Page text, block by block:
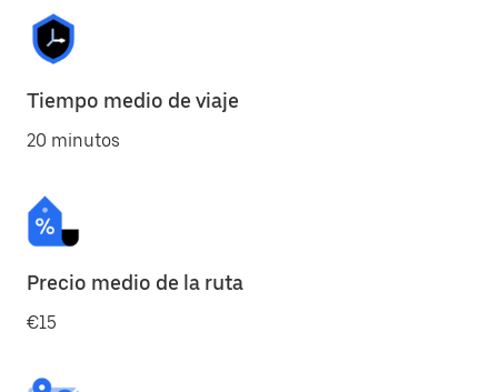
Tiempo medio de viaje
20 minutos
Precio medio de la ruta
€15